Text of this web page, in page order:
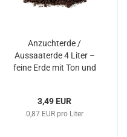
Anzuchterde /
Aussaaterde 4 Liter –
feine Erde mit Ton und
3,49 EUR
0,87 EUR pro Liter